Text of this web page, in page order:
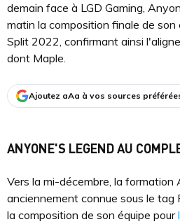
demain face à LGD Gaming,
matin la composition finale de son
Split 2022, confirmant ainsi
dont Maple.
Ajoutez aAa à vos sources
ANYONE'S LEGEND AU
Vers la mi-décembre, la formation
anciennement connue sous le tag
la composition de son équipe pour